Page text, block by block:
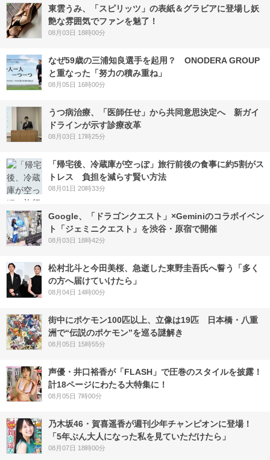
東雲うみ、「スピリッツ」の表紙＆グラビアに登場し妖
艶な雰囲気でファンを魅了！
08月03日 18時00分
なぜ59歳の三浦知良選手を起用？ ONODERA GROUP
と重なった「努力の積み重ね」
08月05日 16時00分
うつ病治療、「医師任せ」から共同意思決定へ 新ガイ
ドラインが示す診療改革
08月03日 17時25分
「帰宅後、冷蔵庫が空っぽ」旅行前後の食事に約5割がス
トレス 負担を減らす賢い方法
08月01日 20時33分
Google、「ドラゴンクエスト」×Geminiのコラボイベン
ト「ジェミニクエスト」を渋谷・原宿で開催
08月03日 18時42分
松村北斗と今田美桜、急逝した東野圭吾氏へ誓う「多く
の方へ届けていけたら」
08月04日 14時00分
街中にポケモン100匹以上、立像は19匹 日本橋・八重
洲で“伝説のポケモン”を巡る謎解き
08月05日 15時55分
声優・井口裕香が「FLASH」で圧巻のスタイルを披露！
計18ページにわたる大特集に！
08月05日 7時00分
乃木坂46・賀喜遥香が週刊少年チャンピオンに登場！
「5年ぶん大人になった私を見ていただけたら」
08月07日 18時00分